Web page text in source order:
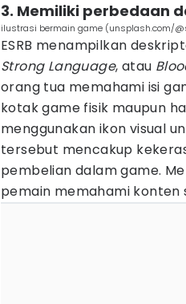
3. Memiliki perbedaan
ilustrasi bermain game (unsplash.com/
ESRB menampilkan
Strong Language, atau
orang tua memahami isi
kotak game fisik maupun
menggunakan ikon visual
tersebut mencakup
pembelian dalam game.
pemain memahami